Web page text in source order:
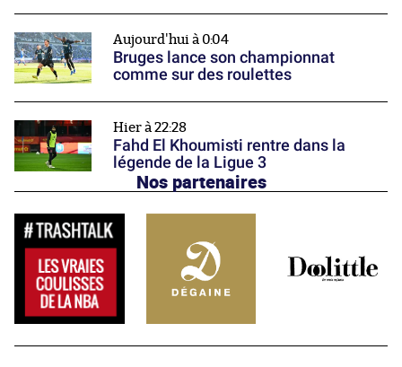
Aujourd'hui à 0:04
Bruges lance son championnat
comme sur des roulettes
Hier à 22:28
Fahd El Khoumisti rentre dans la
légende de la Ligue 3
Nos partenaires